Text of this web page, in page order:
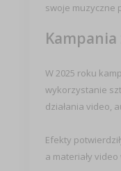
swoje muzyczne
W 2025 roku
wykorzystanie
działania video,
Efekty
a materiały